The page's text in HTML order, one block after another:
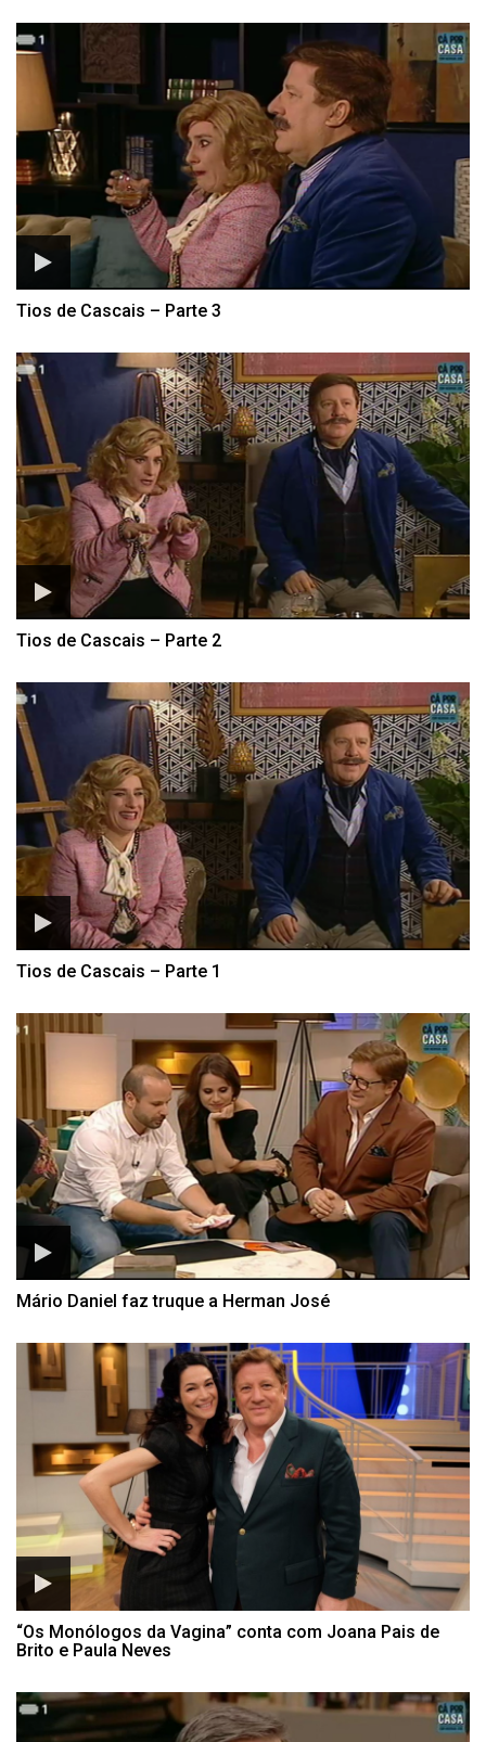
Tios de Cascais – Parte 3
Tios de Cascais – Parte 2
Tios de Cascais – Parte 1
Mário Daniel faz truque a Herman José
“Os Monólogos da Vagina” conta com Joana Pais de
Brito e Paula Neves